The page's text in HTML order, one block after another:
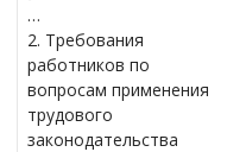
…
2. Требования
работников по
вопросам применения
трудового
законодательства